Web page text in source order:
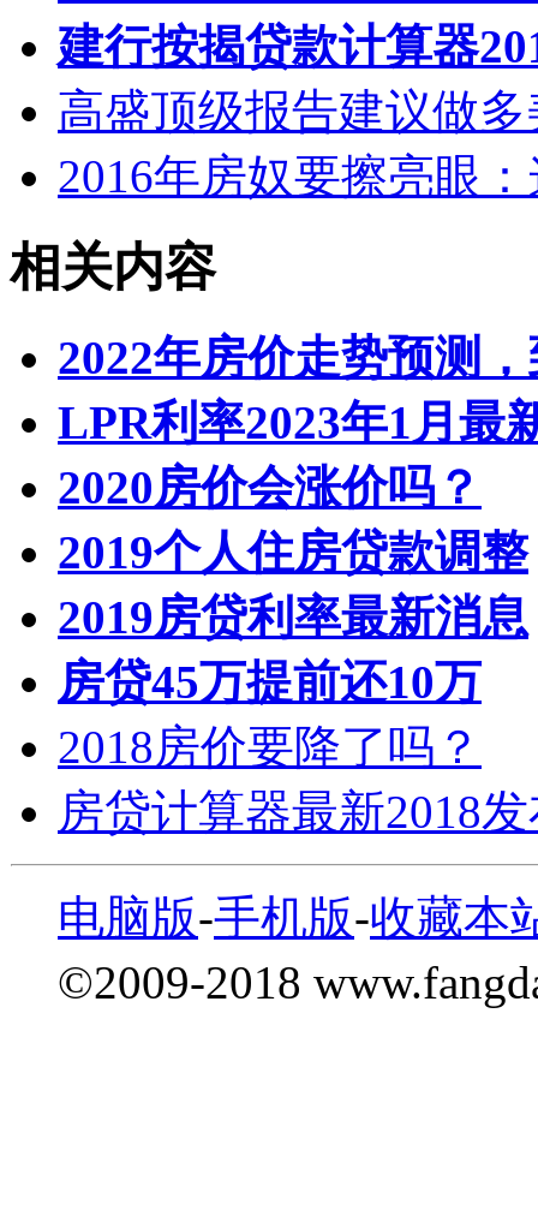
建行按揭贷款计算器
高盛顶级报告建议做
2016年房奴要擦亮眼
相关内容
2022年房价走势预测
LPR利率2023年1月最
2020房价会涨价吗？
2019个人住房贷款调整
2019房贷利率最新消息
房贷45万提前还10万
2018房价要降了吗？
房贷计算器最新2018
电脑版-手机版-收藏本
©2009-2018